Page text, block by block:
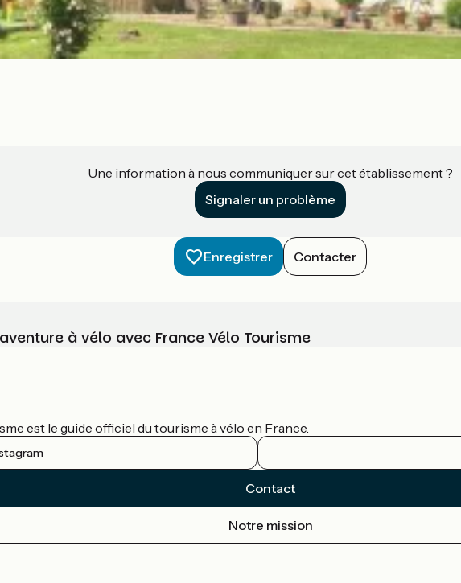
Une information à nous communiquer sur cet établissement ?
Signaler un problème
Enregistrer Contacter
à vélo avec France Vélo Tourisme
est le guide officiel du tourisme à vélo en France.
Contact
Notre mission